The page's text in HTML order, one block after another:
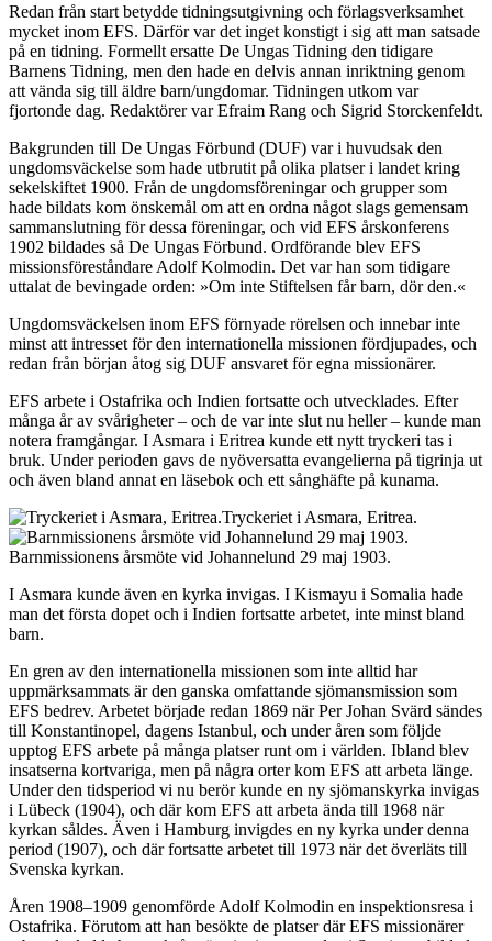
Redan från start betydde tidningsutgivning och förlagsverksamhet
mycket inom EFS. Därför var det inget konstigt i sig att man satsade
på en tidning. Formellt ersatte De Ungas Tidning den tidigare
Barnens Tidning, men den hade en delvis annan inriktning genom
att vända sig till äldre barn/ungdomar. Tidningen utkom var
fjortonde dag. Redaktörer var Efraim Rang och Sigrid Storckenfeldt.
Bakgrunden till De Ungas Förbund (DUF) var i huvudsak den
ungdomsväckelse som hade utbrutit på olika platser i landet kring
sekelskiftet 1900. Från de ungdomsföreningar och grupper som
hade bildats kom önskemål om att en ordna något slags gemensam
sammanslutning för dessa föreningar, och vid EFS årskonferens
1902 bildades så De Ungas Förbund. Ordförande blev EFS
missionsföreståndare Adolf Kolmodin. Det var han som tidigare
uttalat de bevingade orden: »Om inte Stiftelsen får barn, dör den.«
Ungdomsväckelsen inom EFS förnyade rörelsen och innebar inte
minst att intresset för den internationella missionen fördjupades, och
redan från början åtog sig DUF ansvaret för egna missionärer.
EFS arbete i Ostafrika och Indien fortsatte och utvecklades. Efter
många år av svårigheter – och de var inte slut nu heller – kunde man
notera framgångar. I Asmara i Eritrea kunde ett nytt tryckeri tas i
bruk. Under perioden gavs de nyöversatta evangelierna på tigrinja ut
och även bland annat en läsebok och ett sånghäfte på kunama.
Tryckeriet i Asmara, Eritrea.
Barnmissionens årsmöte vid Johannelund 29 maj 1903.
I Asmara kunde även en kyrka invigas. I Kismayu i Somalia hade
man det första dopet och i Indien fortsatte arbetet, inte minst bland
barn.
En gren av den internationella missionen som inte alltid har
uppmärksammats är den ganska omfattande sjömansmission som
EFS bedrev. Arbetet började redan 1869 när Per Johan Svärd sändes
till Konstantinopel, dagens Istanbul, och under åren som följde
upptog EFS arbete på många platser runt om i världen. Ibland blev
insatserna kortvariga, men på några orter kom EFS att arbeta länge.
Under den tidsperiod vi nu berör kunde en ny sjömanskyrka invigas
i Lübeck (1904), och där kom EFS att arbeta ända till 1968 när
kyrkan såldes. Även i Hamburg invigdes en ny kyrka under denna
period (1907), och där fortsatte arbetet till 1973 när det överläts till
Svenska kyrkan.
Åren 1908–1909 genomförde Adolf Kolmodin en inspektionsresa i
Ostafrika. Förutom att han besökte de platser där EFS missionärer